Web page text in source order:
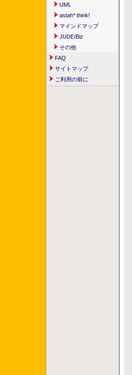
UML
astah* think!
マインドマップ
JUDE/Biz
その他
FAQ
サイトマップ
ご利用の前に